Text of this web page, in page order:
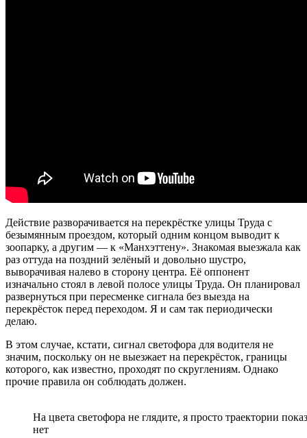
Действие разворачивается на перекрёстке улицы Труда с
безымянным проездом, который одним концом выводит к
зоопарку, а другим — к «Манхэттену». Знакомая выезжала как
раз оттуда на поздний зелёный и довольно шустро,
выворачивая налево в сторону центра. Её оппонент
изначально стоял в левой полосе улицы Труда. Он планировал
развернуться при пересменке сигнала без выезда на
перекрёсток перед переходом. Я и сам так периодически
делаю.
В этом случае, кстати, сигнал светофора для водителя не
значим, поскольку он не выезжает на перекрёсток, границы
которого, как известно, проходят по скруглениям. Однако
прочие правила он соблюдать должен.
На цвета светофора не глядите, я просто траектории
нет